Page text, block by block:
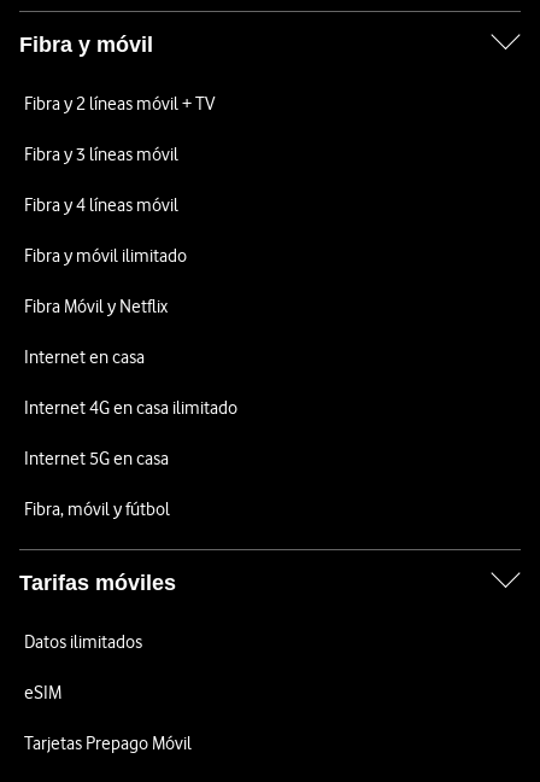
Fibra y móvil
Fibra y 2 líneas móvil + TV
Fibra y 3 líneas móvil
Fibra y 4 líneas móvil
Fibra y móvil ilimitado
Fibra Móvil y Netflix
Internet en casa
Internet 4G en casa ilimitado
Internet 5G en casa
Fibra, móvil y fútbol
Tarifas móviles
Datos ilimitados
eSIM
Tarjetas Prepago Móvil